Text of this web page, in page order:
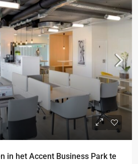
in het Accent Business Park te